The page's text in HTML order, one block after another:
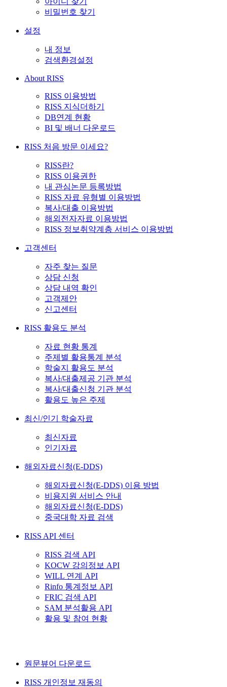
비밀번호 찾기
설정
내 정보
검색환경설정
About RISS
RISS 이용방법
RISS 지식더하기
DB연계 현황
BI 및 배너 다운로드
RISS 처음 방문 이세요?
RISS란?
RISS 이용권한
내 관심논문 등록방법
RISS 자료 유형별 이용방법
복사/대출 이용방법
해외전자자료 이용방법
RISS 정보취약계층 서비스 이용방법
고객센터
자주 찾는 질문
상담 신청
상담 내역 확인
고객제안
신고센터
RISS 활용도 분석
자료 현황 통계
주제별 활용통계 분석
학술지 활용도 분석
복사/대출제공 기관 분석
복사/대출신청 기관 분석
활용도 높은 주제
최신/인기 학술자료
최신자료
인기자료
해외자료신청(E-DDS)
해외자료신청(E-DDS) 이용 방법
비용지원 서비스 안내
해외자료신청(E-DDS)
중국대학 자료 검색
RISS API 센터
RISS 검색 API
KOCW 강의정보 API
WILL 연계 API
Rinfo 통계정보 API
FRIC 검색 API
SAM 분석활용 API
활용 및 참여 현황
원문뷰어 다운로드
RISS 개인정보 재동의